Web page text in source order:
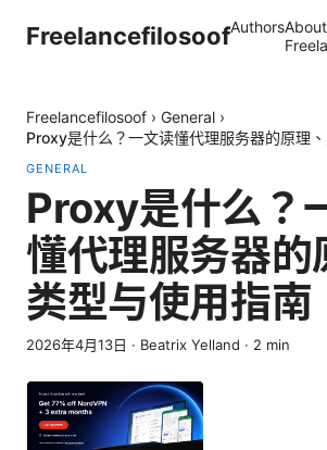
FreelancefilosoofAuthors
Freelancefilosoof › General ›
Proxy是什么？一文读懂代理服务器的原理
GENERAL
Proxy是什么？
懂代理服务器的
类型与使用指南
2026年4月13日 · Beatrix Yelland · 2 min